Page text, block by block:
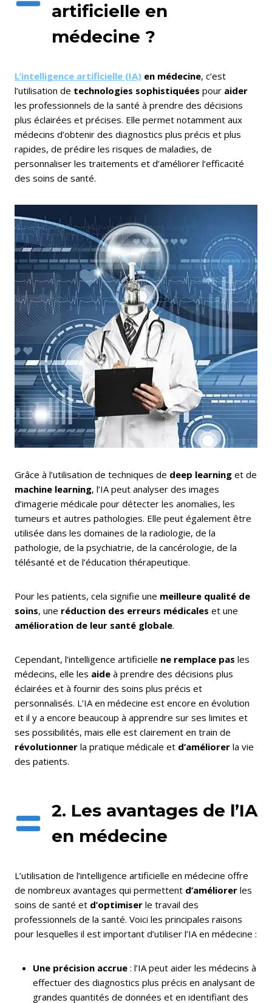
artificielle en
médecine ?
L’intelligence artificielle (IA) en médecine, c’est
l’utilisation de technologies sophistiquées pour aider
les professionnels de la santé à prendre des décisions
plus éclairées et précises. Elle permet notamment aux
médecins d’obtenir des diagnostics plus précis et plus
rapides, de prédire les risques de maladies, de
personnaliser les traitements et d’améliorer l’efficacité
des soins de santé.
Grâce à l’utilisation de techniques de deep learning et de
machine learning, l’IA peut analyser des images
d’imagerie médicale pour détecter les anomalies, les
tumeurs et autres pathologies. Elle peut également être
utilisée dans les domaines de la radiologie, de la
pathologie, de la psychiatrie, de la cancérologie, de la
télésanté et de l’éducation thérapeutique.
Pour les patients, cela signifie une meilleure qualité de
soins, une réduction des erreurs médicales et une
amélioration de leur santé globale.
Cependant, l’intelligence artificielle ne remplace pas les
médecins, elle les aide à prendre des décisions plus
éclairées et à fournir des soins plus précis et
personnalisés. L’IA en médecine est encore en évolution
et il y a encore beaucoup à apprendre sur ses limites et
ses possibilités, mais elle est clairement en train de
révolutionner la pratique médicale et d’améliorer la vie
des patients.
2. Les avantages de l’IA
en médecine
L’utilisation de l’intelligence artificielle en médecine offre
de nombreux avantages qui permettent d’améliorer les
soins de santé et d’optimiser le travail des
professionnels de la santé. Voici les principales raisons
pour lesquelles il est important d’utiliser l’IA en médecine :
Une précision accrue : l’IA peut aider les médecins à
effectuer des diagnostics plus précis en analysant de
grandes quantités de données et en identifiant des